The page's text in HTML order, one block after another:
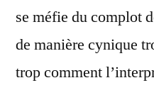
se méfie du complot
de manière cynique
trop comment